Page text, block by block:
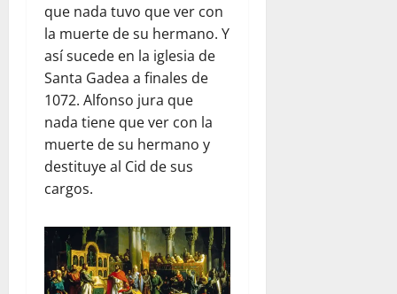
que nada tuvo que ver con
la muerte de su hermano. Y
así sucede en la iglesia de
Santa Gadea a finales de
1072. Alfonso jura que
nada tiene que ver con la
muerte de su hermano y
destituye al Cid de sus
cargos.